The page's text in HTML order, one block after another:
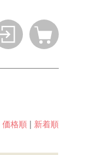
価格順| 新着順